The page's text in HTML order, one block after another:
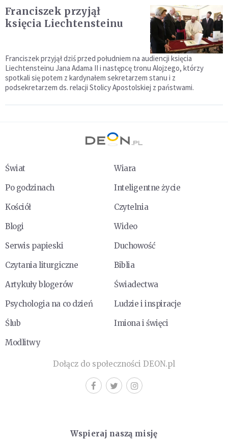
Franciszek przyjął
księcia Liechtensteinu
Franciszek przyjął dziś przed południem na audiencji księcia
Liechtensteinu Jana Adama II i następcę tronu Alojzego, którzy
spotkali się potem z kardynałem sekretarzem stanu i z
podsekretarzem ds. relacji Stolicy Apostolskiej z państwami.
Świat
Wiara
Po godzinach
Inteligentne życie
Kościół
Czytelnia
Blogi
Wideo
Serwis papieski
Duchowość
Czytania liturgiczne
Biblia
Artykuły blogerów
Świadectwa
Psychologia na co dzień
Ludzie i inspiracje
Ślub
Imiona i święci
Modlitwy
Dołącz do społeczności DEON.pl
Wspieraj naszą misję